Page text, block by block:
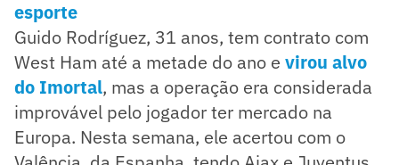
esporte
Guido Rodríguez, 31 anos, tem contrato com
West Ham até a metade do ano e virou alvo
do Imortal, mas a operação era considerada
improvável pelo jogador ter mercado na
Europa. Nesta semana, ele acertou com o